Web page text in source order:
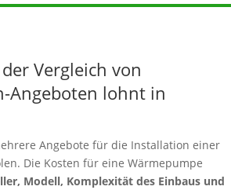
Vergleich von
Angeboten lohnt in
Angebote für die Installation einer
Die Kosten für eine Wärmepumpe
Modell, Komplexität des Einbaus und